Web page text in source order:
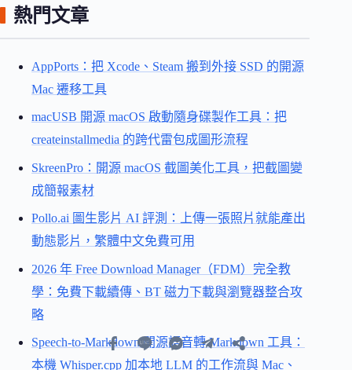
熱門文章
AppPorts：把 Xcode、Steam 搬到外接 SSD 的開源
Mac 遷移工具
macUSB 開源 macOS 啟動隨身碟製作工具：把
createinstallmedia 的跨代雷包成圖形流程
SkreenPro：開源 macOS 截圖美化工具，把截圖變
成簡報素材
Pollo.ai 圖生影片 AI 評測：上傳一張照片就能產出
動態影片，繁體中文免費可用
2026 年 Free Download Manager（FDM）完全教
學：免費下載續傳、BT 磁力下載與瀏覽器整合攻
略
Speech-to-Markdown 開源語音轉 Markdown 工具：
本機 Whisper.cpp 加本地 LLM 的工作流與 Mac、